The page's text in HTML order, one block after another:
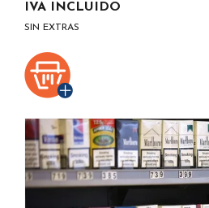
IVA INCLUIDO
SIN EXTRAS